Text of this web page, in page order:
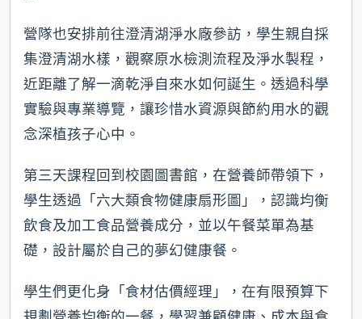
營隊也安排前往澄清湖淨水廠參訪，學生親自採
集澄清湖水樣，觀察原水檢測流程及淨水製程，
近距離了解一滴乾淨自來水如何誕生。透過科學
實驗與專業導覽，讓珍惜水資源與節約用水的觀
念深植孩子心中。
第三天課程回到校園圖書館，在營養師帶領下，
學生透過「六大類食物健康扇形圖」，認識均衡
飲食及加工食品營養成分，並以午餐菜單為基
礎，設計屬於自己的夢幻健康餐。
學生們更化身「食材估價經理」，在有限預算下